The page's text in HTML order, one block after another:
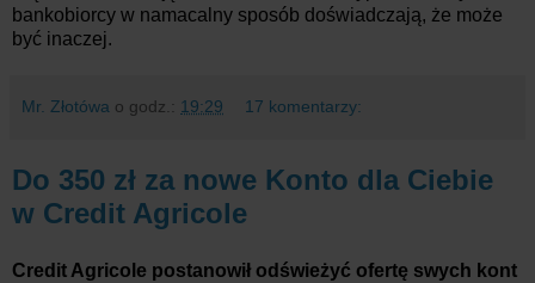
bankobiorcy w namacalny sposób doświadczają, że może
być inaczej.
Mr. Złotówa o godz.: 19:29 17 komentarzy:
Do 350 zł za nowe Konto dla Ciebie
w Credit Agricole
Credit Agricole postanowił odświeżyć ofertę swych kont